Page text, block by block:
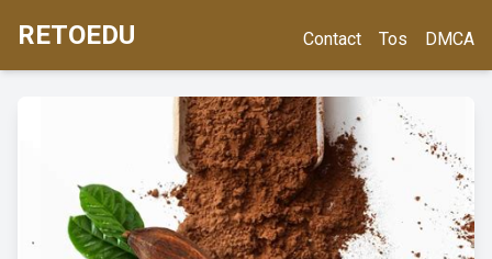
RETOEDU Contact Tos DMCA